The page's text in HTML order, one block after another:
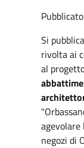
Si
rivolta ai
al
agevolare
negozi di